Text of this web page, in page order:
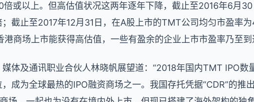
倍或以上。但高估值状况这两年逐年下降，截止至2016年6月
；截止至2017年12月31日，在A股上市的TMT公司均匀市盈率
商场上市能获得高估值，一些有盈余的企业上市市盈率乃至
体及通讯职业合伙人林晓帆展望道：“2018年国内TMT IPO数
成为全球最热的IPO融资商场之一。我国存托凭据“CDR”的推